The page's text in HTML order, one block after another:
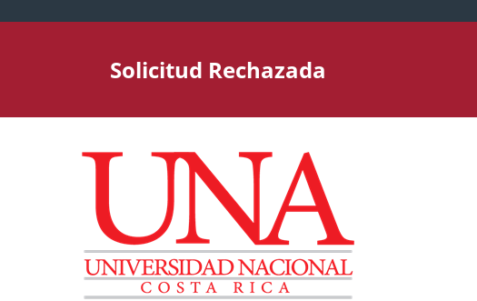
Solicitud Rechazada